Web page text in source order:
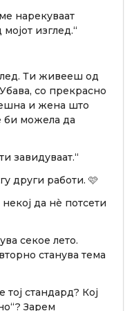
нарекуваат
изглед.“
Ти живееш од
со прекрасно
и жена што
би можела да
завидуваат.“
други работи. 🩷
да нè потсети
секое лето.
станува тема
стандард? Кој
Зарем